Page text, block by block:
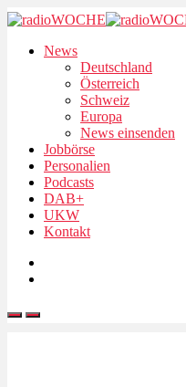
News
Deutschland
Österreich
Schweiz
Europa
News einsenden
Jobbörse
Personalien
Podcasts
DAB+
UKW
Kontakt